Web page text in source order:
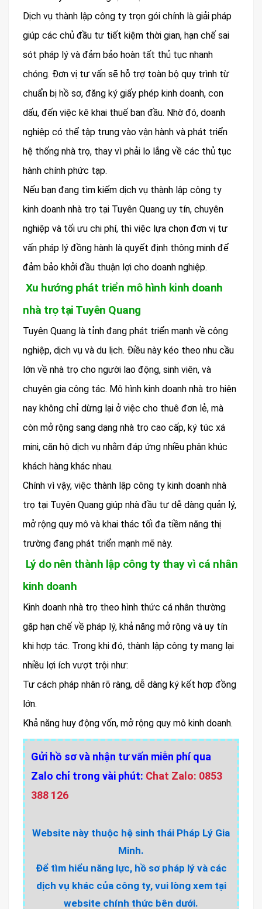
Dịch vụ thành lập công ty trọn gói chính là giải pháp
giúp các chủ đầu tư tiết kiệm thời gian, hạn chế sai
sót pháp lý và đảm bảo hoàn tất thủ tục nhanh
chóng. Đơn vị tư vấn sẽ hỗ trợ toàn bộ quy trình từ
chuẩn bị hồ sơ, đăng ký giấy phép kinh doanh, con
dấu, đến việc kê khai thuế ban đầu. Nhờ đó, doanh
nghiệp có thể tập trung vào vận hành và phát triển
hệ thống nhà trọ, thay vì phải lo lắng về các thủ tục
hành chính phức tạp.
Nếu bạn đang tìm kiếm dịch vụ thành lập công ty
kinh doanh nhà trọ tại Tuyên Quang uy tín, chuyên
nghiệp và tối ưu chi phí, thì việc lựa chọn đơn vị tư
vấn pháp lý đồng hành là quyết định thông minh để
đảm bảo khởi đầu thuận lợi cho doanh nghiệp.
Xu hướng phát triển mô hình kinh doanh
nhà trọ tại Tuyên Quang
Tuyên Quang là tỉnh đang phát triển mạnh về công
nghiệp, dịch vụ và du lịch. Điều này kéo theo nhu cầu
lớn về nhà trọ cho người lao động, sinh viên, và
chuyên gia công tác. Mô hình kinh doanh nhà trọ hiện
nay không chỉ dừng lại ở việc cho thuê đơn lẻ, mà
còn mở rộng sang dạng nhà trọ cao cấp, ký túc xá
mini, căn hộ dịch vụ nhằm đáp ứng nhiều phân khúc
khách hàng khác nhau.
Chính vì vậy, việc thành lập công ty kinh doanh nhà
trọ tại Tuyên Quang giúp nhà đầu tư dễ dàng quản lý,
mở rộng quy mô và khai thác tối đa tiềm năng thị
trường đang phát triển mạnh mẽ này.
Lý do nên thành lập công ty thay vì cá nhân
kinh doanh
Kinh doanh nhà trọ theo hình thức cá nhân thường
gặp hạn chế về pháp lý, khả năng mở rộng và uy tín
khi hợp tác. Trong khi đó, thành lập công ty mang lại
nhiều lợi ích vượt trội như:
Tư cách pháp nhân rõ ràng, dễ dàng ký kết hợp đồng
lớn.
Khả năng huy động vốn, mở rộng quy mô kinh doanh.
Gửi hồ sơ và nhận tư vấn miễn phí qua
Zalo chỉ trong vài phút: Chat Zalo: 0853
388 126
Website này thuộc hệ sinh thái Pháp Lý Gia
Minh.
Để tìm hiểu năng lực, hồ sơ pháp lý và các
dịch vụ khác của công ty, vui lòng xem tại
website chính thức bên dưới.